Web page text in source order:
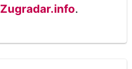
Zugradar.info.